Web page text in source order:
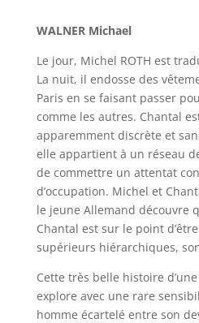
WALNER Michael
Le jour, Michel ROTH est
La nuit, il endosse des
Paris en se faisant passer
comme les autres. Chantal
apparemment discrète et
elle appartient à un réseau
de commettre un attentat
d’occupation. Michel et
le jeune Allemand découvre
Chantal est sur le point
supérieurs hiérarchiques,
Cette très belle histoire
explore avec une rare
homme écartelé entre son